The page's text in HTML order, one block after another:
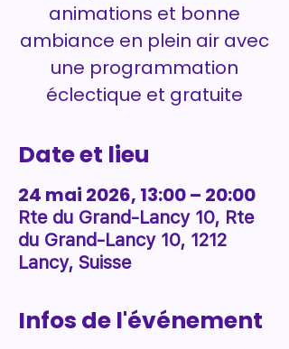
animations et bonne
ambiance en plein air avec
une programmation
éclectique et gratuite
Date et lieu
24 mai 2026, 13:00 – 20:00
Rte du Grand-Lancy 10, Rte
du Grand-Lancy 10, 1212
Lancy, Suisse
Infos de l'événement